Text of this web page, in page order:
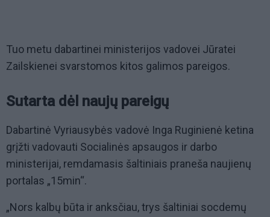
Tuo metu dabartinei ministerijos vadovei Jūratei
Zailskienei svarstomos kitos galimos pareigos.
Sutarta dėl naujų pareigų
Dabartinė Vyriausybės vadovė Inga Ruginienė ketina
grįžti vadovauti Socialinės apsaugos ir darbo
ministerijai, remdamasis šaltiniais praneša naujienų
portalas „15min“.
„Nors kalbų būta ir anksčiau, trys šaltiniai socdemų